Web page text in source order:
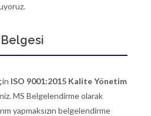
ISO 9001:2015 Kalite Yönetim
MS Belgelendirme olarak
yapmaksızın belgelendirme